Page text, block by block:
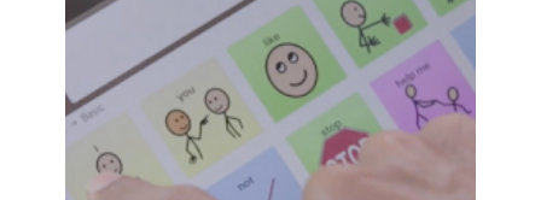
Avaz est une application qui facilite
la communication des enfants
atteints d'autisme grâce à des
séances d'orthophonie interactives
et à un système de communication
par images.